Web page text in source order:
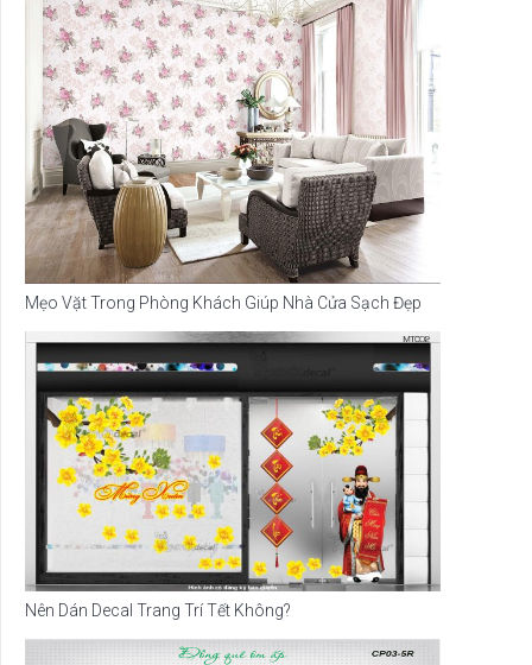
Mẹo Vặt Trong Phòng Khách Giúp Nhà Cửa Sạch Đẹp
Nên Dán Decal Trang Trí Tết Không?